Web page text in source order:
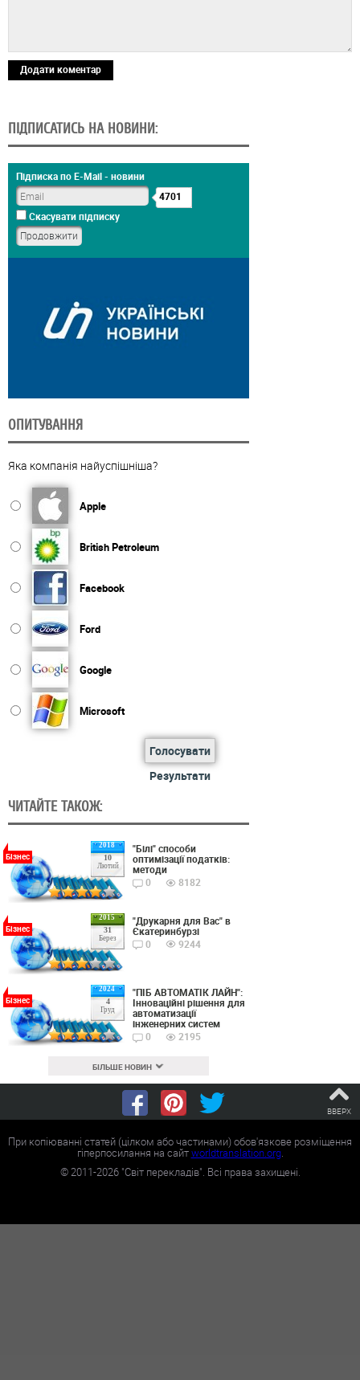
Додати коментар
ПІДПИСАТИСЬ НА НОВИНИ:
Підписка по E-Mail - новини
4701
Скасувати підписку
ОПИТУВАННЯ
Яка компанія найуспішніша?
Apple
British Petroleum
Facebook
Ford
Google
Microsoft
Голосувати
Результати
ЧИТАЙТЕ ТАКОЖ:
2018
10
Лютий
Бізнес
"Білі" способи
оптимізації податків:
методи
0
8182
2015
31
Берез
Бізнес
"Друкарня для Вас" в
Єкатеринбурзі
0
9244
2024
4
Груд
Бізнес
"ПІБ АВТОМАТІК ЛАЙН":
Інноваційні рішення для
автоматизації
інженерних систем
0
2195
БІЛЬШЕ НОВИН
ВВЕРХ
При копіюванні статей (цілком або частинами) обов'язкове розміщення
гіперпосилання на сайтworldtranslation.org.
©2011-2026"Світ перекладів". Всі права захищені.